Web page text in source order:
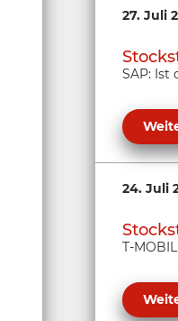
27. Juli
SAP: Ist
24. Juli
T-